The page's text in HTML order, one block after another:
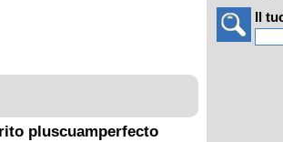
pluscuamperfecto
Il